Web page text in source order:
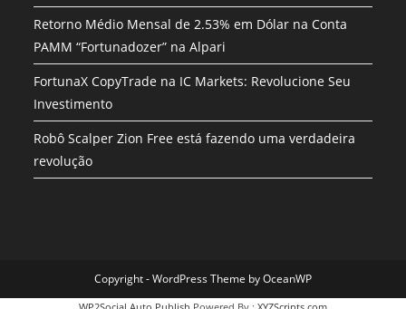
Retorno Médio Mensal de 2.53% em Dólar na Conta
PAMM “Fortunadozer” na Alpari
FortunaX CopyTrade na IC Markets: Revolucione Seu
Investimento
Robô Scalper Zion Free está fazendo uma verdadeira
revolução
Copyright - WordPress Theme by OceanWP